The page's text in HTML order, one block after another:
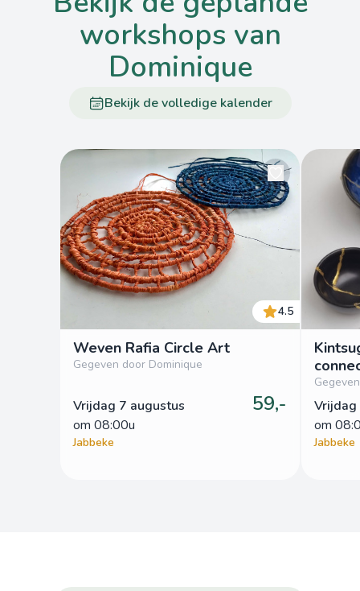
workshops van
Dominique
Bekijk de volledige kalender
4.5
Weven Rafia Circle Art
Gegeven door Dominique
Vrijdag 7 augustus
om 08:00u
59,-
Jabbeke
Vrijdag
om
Jabbeke